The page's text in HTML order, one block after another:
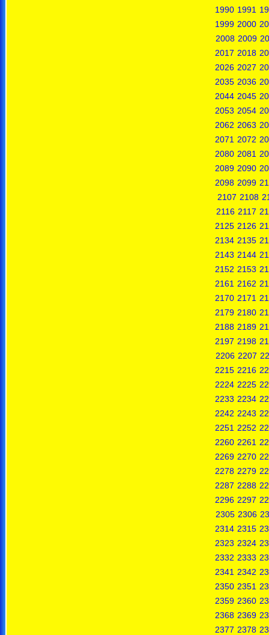
1990 1991
1999 2000
2008 2009
2017 2018
2026 2027
2035 2036
2044 2045
2053 2054
2062 2063
2071 2072
2080 2081
2089 2090
2098 2099
2107 2108
2116 2117
2125 2126
2134 2135
2143 2144
2152 2153
2161 2162
2170 2171
2179 2180
2188 2189
2197 2198
2206 2207
2215 2216
2224 2225
2233 2234
2242 2243
2251 2252
2260 2261
2269 2270
2278 2279
2287 2288
2296 2297
2305 2306
2314 2315
2323 2324
2332 2333
2341 2342
2350 2351
2359 2360
2368 2369
2377 2378